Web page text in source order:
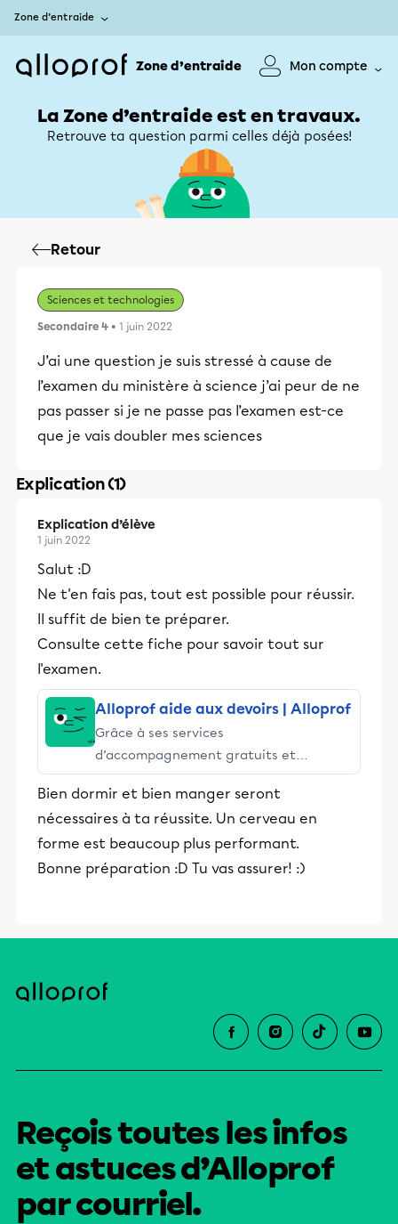
Zone d’entraide
Zone d’entraide Mon compte
La Zone d’entraide est en travaux.
Retrouve ta question parmi celles déjà posées!
Retour
Sciences et technologies
Secondaire 4 • 1 juin 2022
J’ai une question je suis stressé à cause de
l’examen du ministère à science j’ai peur de ne
pas passer si je ne passe pas l’examen est-ce
que je vais doubler mes sciences
Explication (1)
Explication d’élève
1 juin 2022
Salut :D
Ne t'en fais pas, tout est possible pour réussir.
Il suffit de bien te préparer.
Consulte cette fiche pour savoir tout sur
l'examen.
Alloprof aide aux devoirs | Alloprof
Grâce à ses services
d’accompagnement gratuits et
stimulants, Alloprof engage les élèves
et leurs parents dans la réussite
éducative.
Bien dormir et bien manger seront
nécessaires à ta réussite. Un cerveau en
forme est beaucoup plus performant.
Bonne préparation :D Tu vas assurer! :)
Reçois toutes les infos
et astuces d’Alloprof
par courriel.